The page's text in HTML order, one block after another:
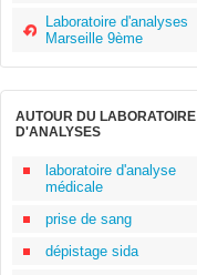
Laboratoire d'analyses
Marseille 9ème
AUTOUR DU LABORATOIRE
D'ANALYSES
laboratoire d'analyse
médicale
prise de sang
dépistage sida